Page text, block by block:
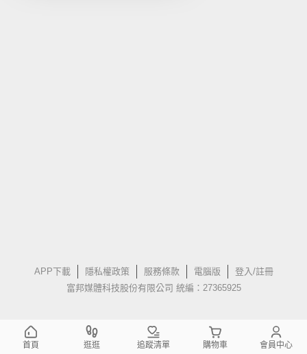
APP下載 隱私權政策 服務條款 電腦版
登入/註冊
富邦媒體科技股份有限公司 統編：27365925
首頁 逛逛 追蹤清單 購物車 會員中心